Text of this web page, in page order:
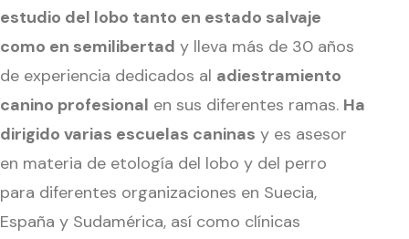
estudio del lobo tanto en estado salvaje
como en semilibertad y lleva más de 30 años
de experiencia dedicados al adiestramiento
canino profesional en sus diferentes ramas. Ha
dirigido varias escuelas caninas y es asesor
en materia de etología del lobo y del perro
para diferentes organizaciones en Suecia,
España y Sudamérica, así como clínicas